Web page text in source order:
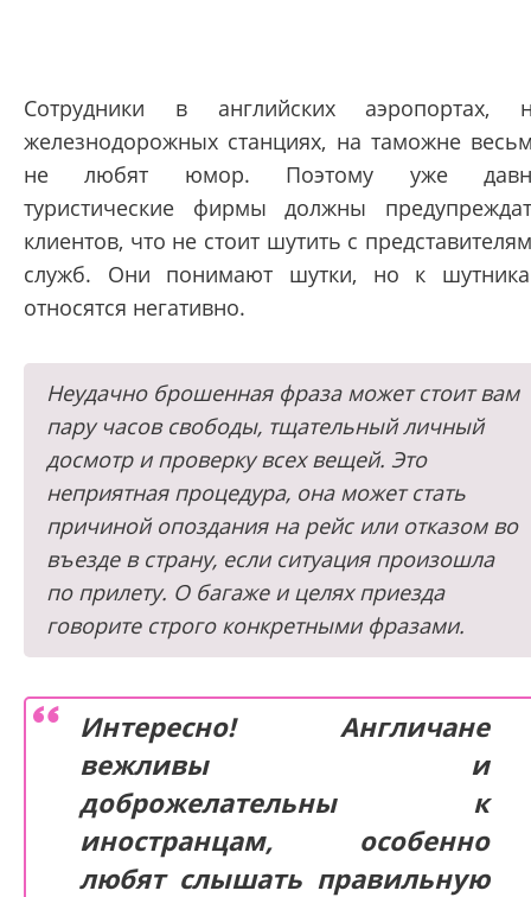
Сотрудники в английских аэропортах,
железнодорожных станциях, на таможне
не любят юмор. Поэтому уже
туристические фирмы должны
клиентов, что не стоит шутить с
служб. Они понимают шутки, но к
относятся негативно.
Неудачно брошенная фраза может стоит вам
пару часов свободы, тщательный личный
досмотр и проверку всех вещей. Это
неприятная процедура, она может стать
причиной опоздания на рейс или отказом во
въезде в страну, если ситуация произошла
по прилету. О багаже и целях приезда
говорите строго конкретными фразами.
Интересно! Англичане
вежливы и
доброжелательны к
иностранцам, особенно
любят слышать правильную